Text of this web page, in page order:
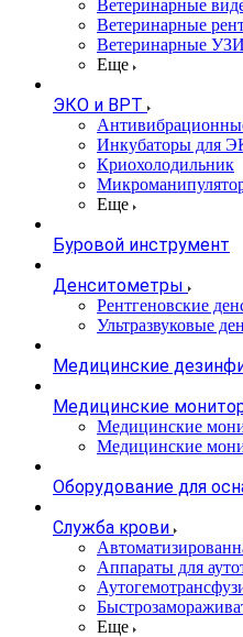
Ветеринарные
Ветеринарные
Ветеринарные УЗИ
Еще
ЭКО и ВРТ
Инкубаторы для
Криохолодильник
Еще
Буровой инструмент
Денситометры
Рентгеновские
Ультразвуковые
Медицинские
Медицинские
Медицинские
Медицинские
Оборудование для
Служба крови
Аппараты для
Еще